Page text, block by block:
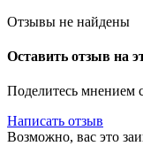
Отзывы не найдены
Оставить отзыв на
Поделитесь мнением
Написать отзыв
Возможно, вас это